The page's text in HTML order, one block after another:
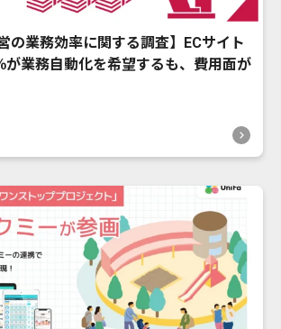
の業務効率に関する調査】ECサイト
が業務自動化を希望するも、費用面が